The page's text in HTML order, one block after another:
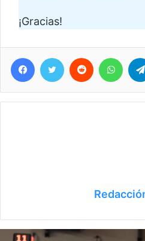
¡Gracias!
Facebook
Twitter Reddit